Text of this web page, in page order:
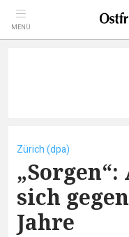
MENÜ
Zürich (dpa)
sich
Jahre